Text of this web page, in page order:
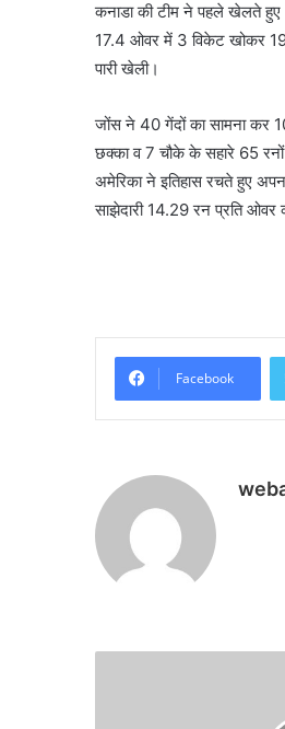
कनाडा की टीम ने पहले खेलते
17.4 ओवर में 3 विकेट खोकर
पारी खेली।
जोंस ने 40 गेंदों का सामना कर
छक्का व 7 चौके के सहारे 65 रनों
अमेरिका ने इतिहास रचते हुए
साझेदारी 14.29 रन प्रति ओवर
Facebook